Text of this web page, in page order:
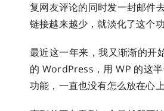
复网友评论的同时发一封邮件
链接越来越少，就淡化了这个功
最近这一年来，我又渐渐的开
的 WordPress，用 WP 的这
功能，一直也没有怎么放在心上